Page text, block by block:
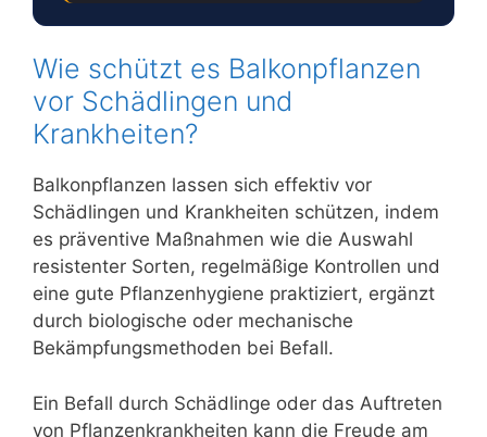
Wie schützt es Balkonpflanzen
vor Schädlingen und
Krankheiten?
Balkonpflanzen lassen sich effektiv vor
Schädlingen und Krankheiten schützen, indem
es präventive Maßnahmen wie die Auswahl
resistenter Sorten, regelmäßige Kontrollen und
eine gute Pflanzenhygiene praktiziert, ergänzt
durch biologische oder mechanische
Bekämpfungsmethoden bei Befall.
Ein Befall durch Schädlinge oder das Auftreten
von Pflanzenkrankheiten kann die Freude am